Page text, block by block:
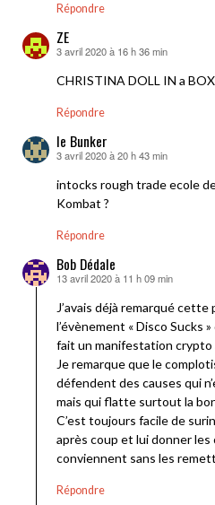
Répondre
ZE
dit :
3 avril 2020 à 16 h 36 min
CHRISTINA DOLL IN a
Répondre
le Bunker
dit :
3 avril 2020 à 20 h 43 min
intocks rough trade ecole
Kombat ?
Répondre
Bob Dédale
dit :
13 avril 2020 à 11 h 09 min
J’avais déjà remarqué
l’évènement « Disco Sucks
fait un manifestation crypto
Je remarque que le
défendent des causes qui
mais qui flatte surtout la
C’est toujours facile de
après coup et lui donner les
conviennent sans les
Répondre